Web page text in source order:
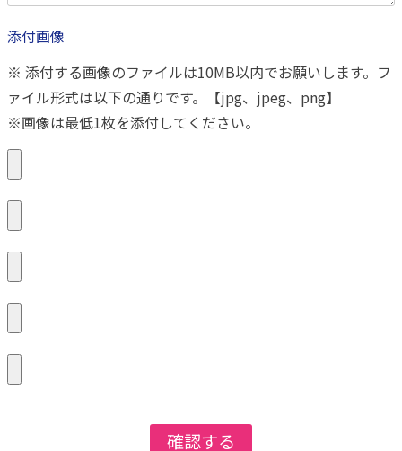
添付画像
※ 添付する画像のファイルは10MB以内でお願いします。フ
ァイル形式は以下の通りです。【jpg、jpeg、png】
※画像は最低1枚を添付してください。